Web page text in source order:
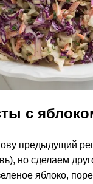
с
предыдущий
но сделаем
яблоко,